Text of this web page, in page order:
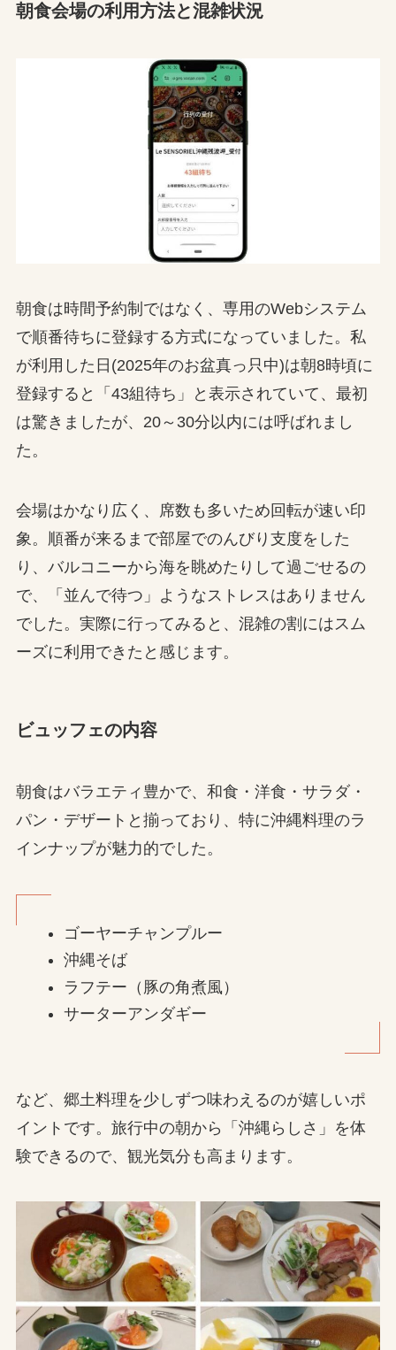
朝食会場の利用方法と混雑状況
朝食は時間予約制ではなく、専用のWebシステム
で順番待ちに登録する方式になっていました。私
が利用した日(2025年のお盆真っ只中)は朝8時頃に
登録すると「43組待ち」と表示されていて、最初
は驚きましたが、20～30分以内には呼ばれまし
た。
会場はかなり広く、席数も多いため回転が速い印
象。順番が来るまで部屋でのんびり支度をした
り、バルコニーから海を眺めたりして過ごせるの
で、「並んで待つ」ようなストレスはありません
でした。実際に行ってみると、混雑の割にはスム
ーズに利用できたと感じます。
ビュッフェの内容
朝食はバラエティ豊かで、和食・洋食・サラダ・
パン・デザートと揃っており、特に沖縄料理のラ
インナップが魅力的でした。
ゴーヤーチャンプルー
沖縄そば
ラフテー（豚の角煮風）
サーターアンダギー
など、郷土料理を少しずつ味わえるのが嬉しいポ
イントです。旅行中の朝から「沖縄らしさ」を体
験できるので、観光気分も高まります。